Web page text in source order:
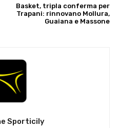
Basket, tripla conferma per
Trapani: rinnovano Mollura,
Guaiana e Massone
Sporticily